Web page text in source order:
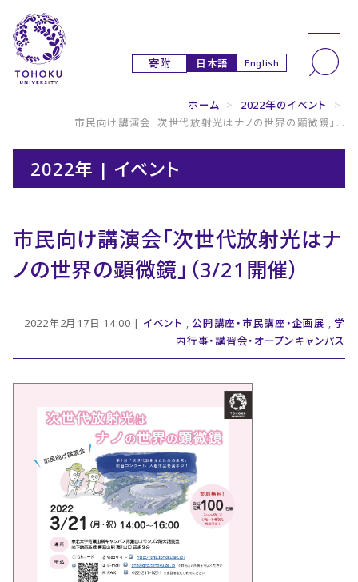
寄附 日本語 English
ホーム > 2022年のイベント
>
市民向け講演会「次世代放射光はナノの世界の顕微鏡」...
2022年 | イベント
市民向け講演会「次世代放射光はナ
ノの世界の顕微鏡」（3/21開催）
2022年2月17日 14:00 | イベント ,公開講座・市民講座・企画展 , 学
内行事・講習会・オープンキャンパス